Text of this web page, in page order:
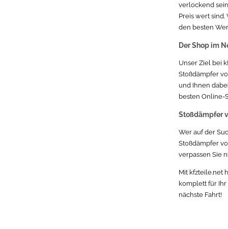
verlockend
Preis wert
den besten
Der Shop im
Unser Ziel bei
Stoßdämpfer
und Ihnen
besten Online-
Stoßdämpfer
Wer auf der
Stoßdämpfer
verpassen Sie
Mit kfzteile.net
komplett für Ihr
nächste Fahrt!